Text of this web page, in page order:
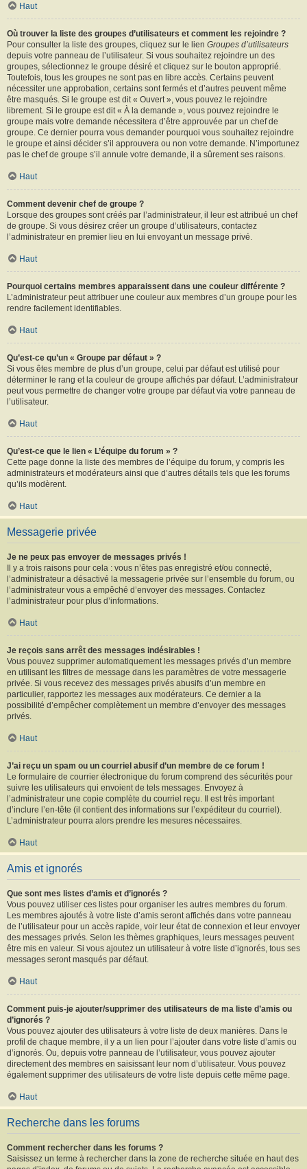
Haut
Où trouver la liste des groupes d’utilisateurs et comment les rejoindre ?
Pour consulter la liste des groupes, cliquez sur le lien Groupes d’utilisateurs
depuis votre panneau de l’utilisateur. Si vous souhaitez rejoindre un des
groupes, sélectionnez le groupe désiré et cliquez sur le bouton approprié.
Toutefois, tous les groupes ne sont pas en libre accès. Certains peuvent
nécessiter une approbation, certains sont fermés et d’autres peuvent même
être masqués. Si le groupe est dit « Ouvert », vous pouvez le rejoindre
librement. Si le groupe est dit « À la demande », vous pouvez rejoindre le
groupe mais votre demande nécessitera d’être approuvée par un chef de
groupe. Ce dernier pourra vous demander pourquoi vous souhaitez rejoindre
le groupe et ainsi décider s’il approuvera ou non votre demande. N’importunez
pas le chef de groupe s’il annule votre demande, il a sûrement ses raisons.
Haut
Comment devenir chef de groupe ?
Lorsque des groupes sont créés par l’administrateur, il leur est attribué un chef
de groupe. Si vous désirez créer un groupe d’utilisateurs, contactez
l’administrateur en premier lieu en lui envoyant un message privé.
Haut
Pourquoi certains membres apparaissent dans une couleur différente ?
L’administrateur peut attribuer une couleur aux membres d’un groupe pour les
rendre facilement identifiables.
Haut
Qu’est-ce qu’un « Groupe par défaut » ?
Si vous êtes membre de plus d’un groupe, celui par défaut est utilisé pour
déterminer le rang et la couleur de groupe affichés par défaut. L’administrateur
peut vous permettre de changer votre groupe par défaut via votre panneau de
l’utilisateur.
Haut
Qu’est-ce que le lien « L’équipe du forum » ?
Cette page donne la liste des membres de l’équipe du forum, y compris les
administrateurs et modérateurs ainsi que d’autres détails tels que les forums
qu’ils modèrent.
Haut
Messagerie privée
Je ne peux pas envoyer de messages privés !
Il y a trois raisons pour cela : vous n’êtes pas enregistré et/ou connecté,
l’administrateur a désactivé la messagerie privée sur l’ensemble du forum, ou
l’administrateur vous a empêché d’envoyer des messages. Contactez
l’administrateur pour plus d’informations.
Haut
Je reçois sans arrêt des messages indésirables !
Vous pouvez supprimer automatiquement les messages privés d’un membre
en utilisant les filtres de message dans les paramètres de votre messagerie
privée. Si vous recevez des messages privés abusifs d’un membre en
particulier, rapportez les messages aux modérateurs. Ce dernier a la
possibilité d’empêcher complètement un membre d’envoyer des messages
privés.
Haut
J’ai reçu un spam ou un courriel abusif d’un membre de ce forum !
Le formulaire de courrier électronique du forum comprend des sécurités pour
suivre les utilisateurs qui envoient de tels messages. Envoyez à
l’administrateur une copie complète du courriel reçu. Il est très important
d’inclure l’en-tête (il contient des informations sur l’expéditeur du courriel).
L’administrateur pourra alors prendre les mesures nécessaires.
Haut
Amis et ignorés
Que sont mes listes d’amis et d’ignorés ?
Vous pouvez utiliser ces listes pour organiser les autres membres du forum.
Les membres ajoutés à votre liste d’amis seront affichés dans votre panneau
de l’utilisateur pour un accès rapide, voir leur état de connexion et leur envoyer
des messages privés. Selon les thèmes graphiques, leurs messages peuvent
être mis en valeur. Si vous ajoutez un utilisateur à votre liste d’ignorés, tous ses
messages seront masqués par défaut.
Haut
Comment puis-je ajouter/supprimer des utilisateurs de ma liste d’amis ou
d’ignorés ?
Vous pouvez ajouter des utilisateurs à votre liste de deux manières. Dans le
profil de chaque membre, il y a un lien pour l’ajouter dans votre liste d’amis ou
d’ignorés. Ou, depuis votre panneau de l’utilisateur, vous pouvez ajouter
directement des membres en saisissant leur nom d’utilisateur. Vous pouvez
également supprimer des utilisateurs de votre liste depuis cette même page.
Haut
Recherche dans les forums
Comment rechercher dans les forums ?
Saisissez un terme à rechercher dans la zone de recherche située en haut des